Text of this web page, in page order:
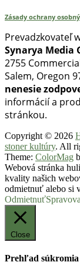
Zásady ochrany
Prevadzkovateľ
Synarya Media
2755
Salem, Oregon
nenesie
informácií a
stránkou.
Copyright © 2026
stoner kultúry. All
Theme: ColorMag
Webová stránka
kvality našich
odmietnuť alebo si
Odmietnuť
Close
Prehľad súkromia